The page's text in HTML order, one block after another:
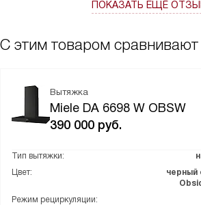
ПОКАЗАТЬ ЕЩЁ
С этим товаром сравнивают
Вытяжка
Miele DA 6698 W OBSW
390 000 руб.
Тип вытяжки:
Цвет:
черный
Режим рециркуляции: